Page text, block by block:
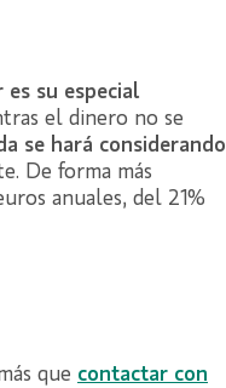
su especial
el dinero no se
se hará considerando
De forma más
anuales, del 21%
que contactar con